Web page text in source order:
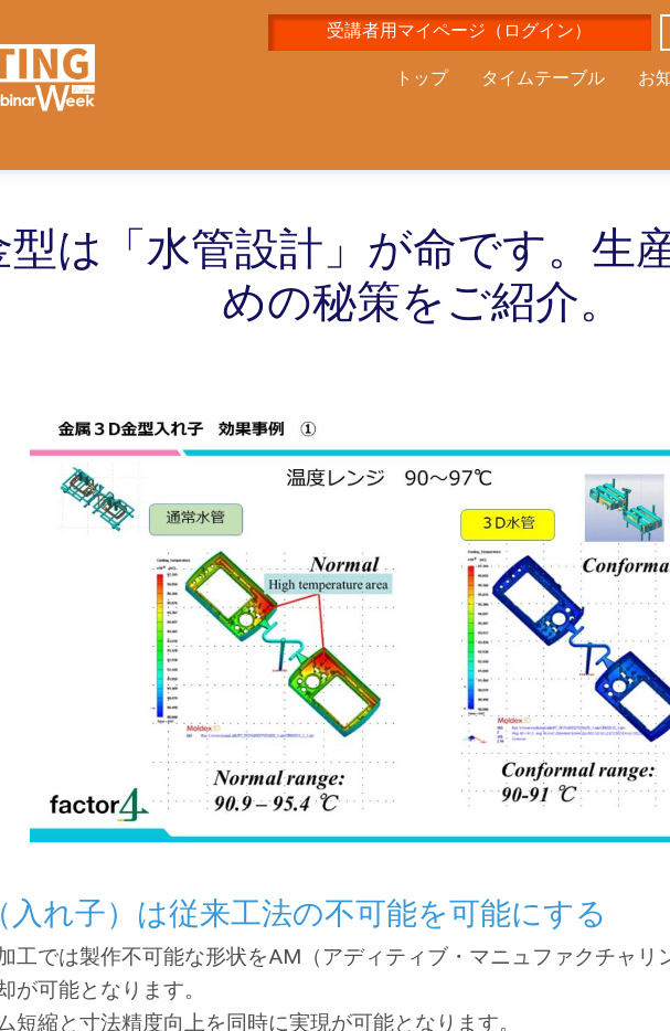
受講者用マイページ（ログイン）
トップ タイムテーブル お
型は「水管設計」が命です。生
めの秘策をご紹介。
入れ子）は従来工法の不可能を可能にする
工では製作不可能な形状をAM（アディティブ・マニュファクチャ
が可能となります。
短縮と寸法精度向上を同時に実現が可能となります。